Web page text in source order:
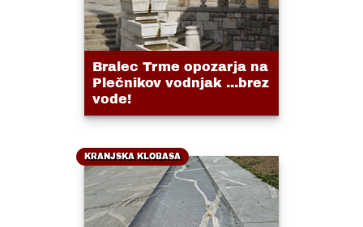
Bralec Trme opozarja na
Plečnikov vodnjak ...brez
vode!
KRANJSKA KLOBASA